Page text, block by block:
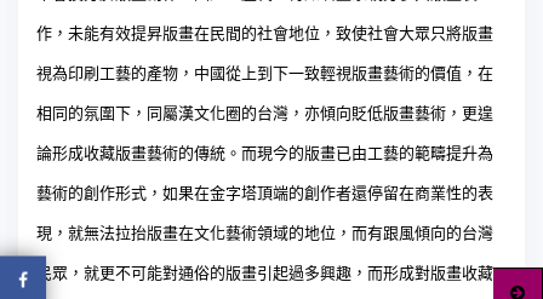
作，未能有效提昇版畫在民間的社會地位，致使社會大眾只將版畫
視為印刷工藝的產物，中國從上到下一致輕視版畫藝術的價值，在
相同的氛圍下，同屬漢文化圈的台灣，亦傾向貶低版畫藝術，更遑
論形成收藏版畫藝術的傳統。而現今的版畫已由工藝的範疇提升為
藝術的創作形式，如果在金字塔頂端的創作者還停留在商業性的表
現，就無法拉抬版畫在文化藝術領域的地位，而有跟風傾向的台灣
民眾，就更不可能對通俗的版畫引起過多興趣，而形成對版畫收藏